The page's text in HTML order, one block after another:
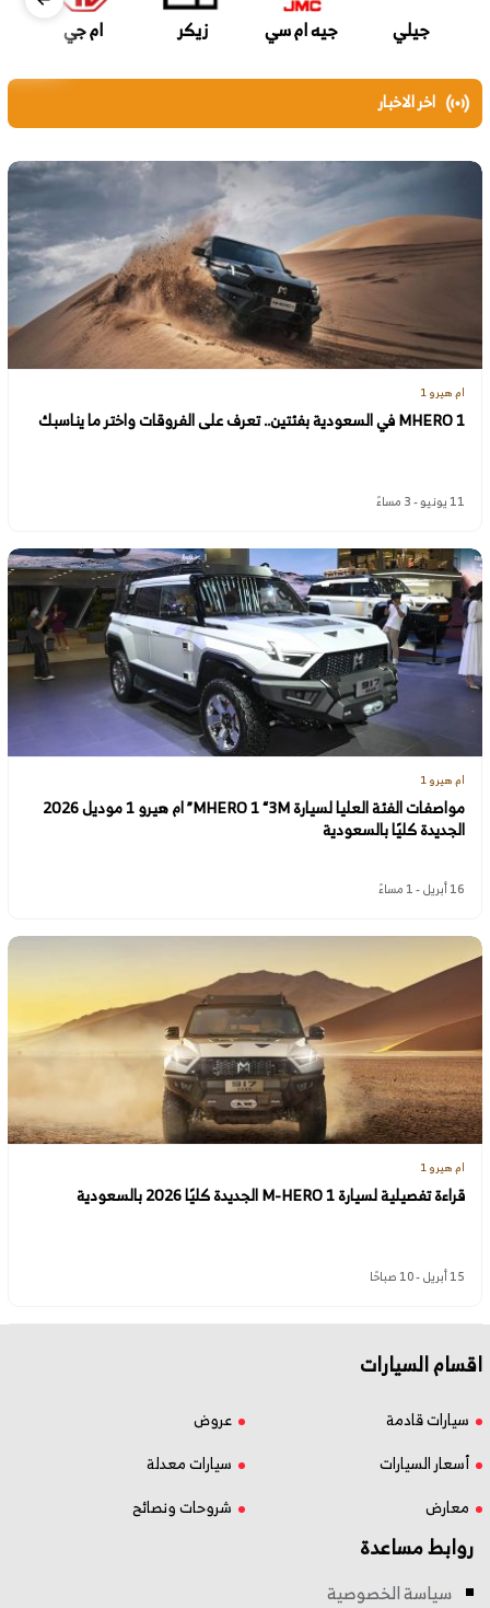
جيلي جيه ام سي زيكر ام جي
اخر الاخبار
ام هيرو 1
MHERO 1 في السعودية بفئتين.. تعرف على الفروقات واختر ما يناسبك
11 يونيو - 3 مساءً
ام هيرو 1
مواصفات الفئة العليا لسيارة MHERO 1 “3M” ام هيرو 1 موديل 2026
الجديدة كليًا بالسعودية
16 أبريل - 1 مساءً
ام هيرو 1
قراءة تفصيلية لسيارة M-HERO 1 الجديدة كليًا 2026 بالسعودية
15 أبريل - 10 صباحًا
اقسام السيارات
سيارات قادمة
عروض
أسعار السيارات
سيارات معدلة
معارض
شروحات ونصائح
روابط مساعدة
سياسة الخصوصية